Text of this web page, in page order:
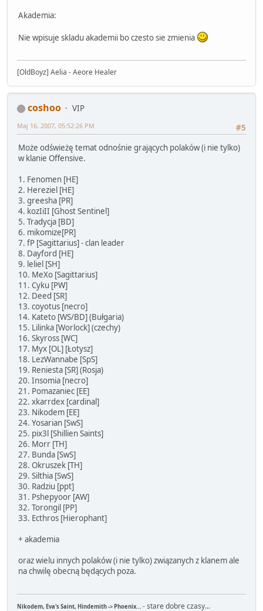
Akademia:
Nie wpisuje skladu akademii bo czesto sie zmienia
[OldBoyz] Aelia - Aeore Healer
coshoo
VIP
#5
Maj 16, 2007, 05:52:26 PM
Może odświeżę temat odnośnie grających polaków (i nie tylko)
w klanie Offensive.
1. Fenomen [HE]
2. Hereziel [HE]
3. greesha [PR]
4. kozIiII [Ghost Sentinel]
5. Tradycja [BD]
6. mikomize[PR]
7. fP [Sagittarius] - clan leader
8. Dayford [HE]
9. leliel [SH]
10. MeXo [Sagittarius]
11. Cyku [PW]
12. Deed [SR]
13. coyotus [necro]
14. Kateto [WS/BD] (Bułgaria)
15. Lilinka [Worlock] (czechy)
16. Skyross [WC]
17. Myx [OL] [Łotysz]
18. LezWannabe [SpS]
19. Reniesta [SR] (Rosja)
20. Insomia [necro]
21. Pomazaniec [EE]
22. xkarrdex [cardinal]
23. Nikodem [EE]
24. Yosarian [SwS]
25. pix3l [Shillien Saints]
26. Morr [TH]
27. Bunda [SwS]
28. Okruszek [TH]
29. Silthia [SwS]
30. Radziu [ppt]
31. Pshepyoor [AW]
32. Torongil [PP]
33. Ecthros [Hierophant]
+ akademia
oraz wielu innych polaków (i nie tylko) związanych z klanem ale
na chwilę obecną będących poza.
Nikodem, Eva's Saint, Hindemith -> Phoenix... - stare dobre czasy...